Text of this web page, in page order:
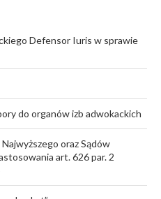
Defensor Iuris w sprawie
do organów izb adwokackich
oraz Sądów
art. 626 par. 2